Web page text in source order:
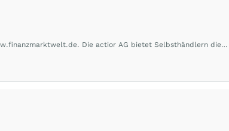
Die actior AG bietet Selbsthändlern die
Coaching, allgemeine Einführungen in die Handelsplattformen